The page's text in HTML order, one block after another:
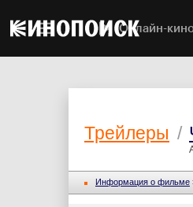
Онлайн-
Трейлеры /
Информация о фильме